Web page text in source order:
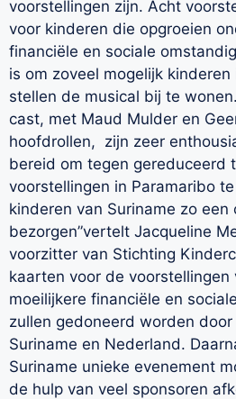
voorstellingen zijn. Acht
voor kinderen die opgroeien
financiële en sociale
is om zoveel mogelijk
stellen de musical bij te
cast, met Maud Mulder en
hoofdrollen, zijn zeer
bereid om tegen gereduceerd
voorstellingen in Paramaribo
kinderen van Suriname zo
bezorgen”vertelt Jacqueline
voorzitter van Stichting
kaarten voor de voorstellingen
moeilijkere financiële en
zullen gedoneerd worden
Suriname en Nederland.
Suriname unieke evenement
de hulp van veel sponsoren